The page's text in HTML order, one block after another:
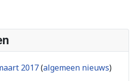
2017(algemeen nieuws)